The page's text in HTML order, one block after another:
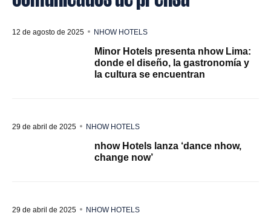
12 de agosto de 2025 NHOW HOTELS
Minor Hotels presenta nhow Lima:
donde el diseño, la gastronomía y
la cultura se encuentran
29 de abril de 2025 NHOW HOTELS
nhow Hotels lanza ‘dance nhow,
change now’
29 de abril de 2025 NHOW HOTELS